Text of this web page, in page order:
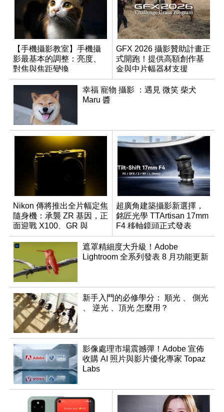
【手機攝影教室】手機攝
影最基本的調整：亮度、
對焦與焦距變換
GFX 2026 攝影贊助計畫正
式開跑！提供高額創作基
金與中片幅器材支援
幸福 寵物 攝影 ：遇見 微笑 柴犬
Maru 醬
Nikon 傳將推出全片幅定焦
隨身機：承襲 ZR 基因，正
面迎戰 X100、GR 與
RX1R 系列
超廣角建築攝影新選擇，
銘匠光學 TTArtisan 17mm
F4 移軸鏡頭正式發表
遮罩精細度大升級！Adobe
Lightroom 全系列發表 8 月功能更新
新手入門的必修學分： 順光 、 側光
、 逆光 、頂光 怎麼用？
影像處理市場震撼彈！Adobe 宣佈
收購 AI 照片與影片優化專家 Topaz
Labs